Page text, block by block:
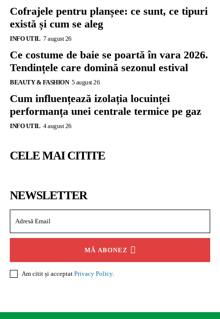
Cofrajele pentru planșee: ce sunt, ce tipuri
există și cum se aleg
INFO UTIL 7 august 26
Ce costume de baie se poartă în vara 2026.
Tendințele care domină sezonul estival
BEAUTY & FASHION 5 august 26
Cum influențează izolația locuinței
performanța unei centrale termice pe gaz
INFO UTIL 4 august 26
CELE MAI CITITE
NEWSLETTER
MĂ ABONEZ
Am citit și acceptat Privacy Policy.